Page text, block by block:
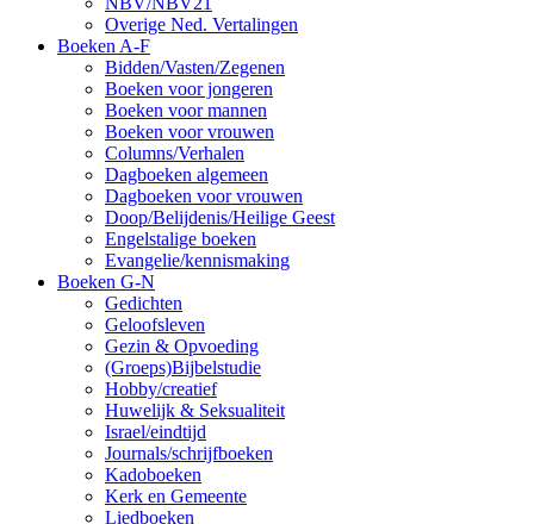
Overige Ned. Vertalingen
Boeken A-F
Bidden/Vasten/Zegenen
Boeken voor jongeren
Boeken voor mannen
Boeken voor vrouwen
Columns/Verhalen
Dagboeken algemeen
Dagboeken voor vrouwen
Doop/Belijdenis/Heilige Geest
Engelstalige boeken
Evangelie/kennismaking
Boeken G-N
Gedichten
Geloofsleven
Gezin & Opvoeding
(Groeps)Bijbelstudie
Hobby/creatief
Huwelijk & Seksualiteit
Israel/eindtijd
Journals/schrijfboeken
Kadoboeken
Kerk en Gemeente
Liedboeken